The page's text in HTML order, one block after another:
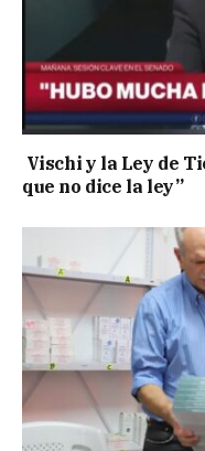
Vischi y la Ley de
que no dice la ley”